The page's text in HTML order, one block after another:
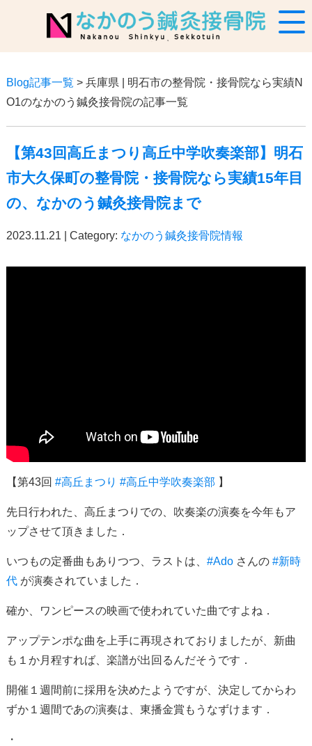
Blog記事一覧 > 兵庫県 | 明石市の整骨院・接骨院なら実績N
O1のなかのう鍼灸接骨院の記事一覧
【第43回高丘まつり高丘中学吹奏楽部】明石
市大久保町の整骨院・接骨院なら実績15年目
の、なかのう鍼灸接骨院まで
2023.11.21 | Category: なかのう鍼灸接骨院情報
【第43回 #高丘まつり #高丘中学吹奏楽部 】
先日行われた、高丘まつりでの、吹奏楽の演奏を今年もア
ップさせて頂きました．
いつもの定番曲もありつつ、ラストは、 #Adoさんの #新時
代が演奏されていました．
確か、ワンピースの映画で使われていた曲ですよね．
アップテンポな曲を上手に再現されておりましたが、新曲
も１か月程すれば、楽譜が出回るんだそうです．
開催１週間前に採用を決めたようですが、決定してからわ
ずか１週間であの演奏は、東播金賞もうなずけます．
・